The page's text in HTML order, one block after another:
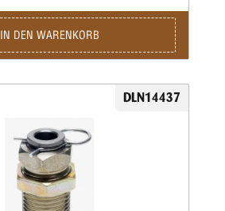
IN DEN WARENKORB
DLN14437